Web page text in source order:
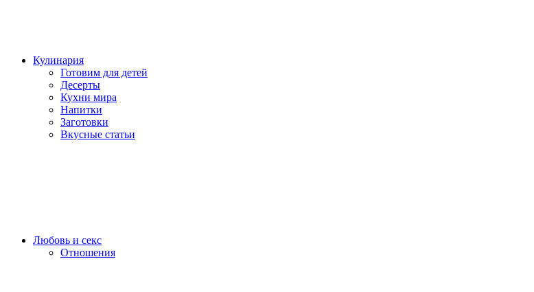
Кулинария
Готовим для детей
Десерты
Кухни мира
Напитки
Заготовки
Вкусные статьи
Любовь и секс
Отношения